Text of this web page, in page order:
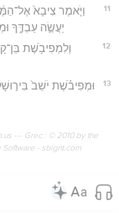
11
וַיֹּ֤אמֶר צִיבָא֙
יַעֲשֶׂ֣ה עַבְדֶּ֑ךָ
12
וְלִמְפִיבֹ֥שֶׁת
13
וּמְפִיבֹ֗שֶׁת יֹשֵׁב֙
--- Grec : © 2010 by the
- sblgnt.com